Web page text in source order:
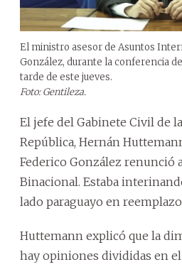
El ministro asesor de Asuntos
González, durante la conferencia
tarde de este jueves.
Foto: Gentileza.
El jefe del Gabinete Civil de
República, Hernán
Federico González renunció
Binacional. Estaba
lado paraguayo en
Huttemann explicó que la
hay opiniones divididas en